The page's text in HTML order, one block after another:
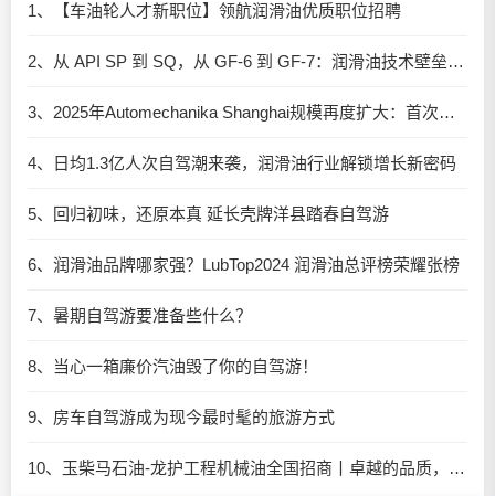
1、【车油轮人才新职位】领航润滑油优质职位招聘
2、从 API SP 到 SQ，从 GF-6 到 GF-7：润滑油技术壁垒再升高，你准备好了吗？
3、2025年Automechanika Shanghai规模再度扩大：首次启用国家会展中心（上海）全部15个展馆
4、日均1.3亿人次自驾潮来袭，润滑油行业解锁增长新密码​
5、回归初味，还原本真 延长壳牌洋县踏春自驾游
6、润滑油品牌哪家强？LubTop2024 润滑油总评榜荣耀张榜
7、暑期自驾游要准备些什么？
8、当心一箱廉价汽油毁了你的自驾游！
9、房车自驾游成为现今最时髦的旅游方式
10、玉柴马石油-龙护工程机械油全国招商丨卓越的品质，专业的品牌！